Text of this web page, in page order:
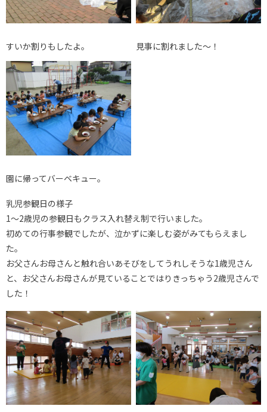
すいか割りもしたよ。 見事に割れました～！
園に帰ってバーベキュー。
乳児参観日の様子
1～2歳児の参観日もクラス入れ替え制で行いました。
初めての行事参観でしたが、泣かずに楽しむ姿がみてもらえまし
た。
お父さんお母さんと触れ合いあそびをしてうれしそうな1歳児さん
と、お父さんお母さんが見ていることではりきっちゃう2歳児さんで
した！